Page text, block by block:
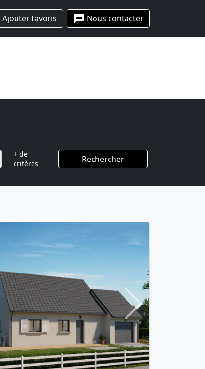
Ajouter favoris message Nous contacter
+ de
critères
Rechercher
Next